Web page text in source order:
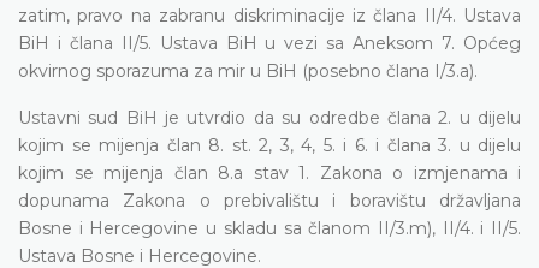
zatim, pravo na zabranu diskriminacije iz člana II/4. Ustava
BiH i člana II/5. Ustava BiH u vezi sa Aneksom 7. Općeg
okvirnog sporazuma za mir u BiH (posebno člana I/3.a).
Ustavni sud BiH je utvrdio da su odredbe člana 2. u dijelu
kojim se mijenja član 8. st. 2, 3, 4, 5. i 6. i člana 3. u dijelu
kojim se mijenja član 8.a stav 1. Zakona o izmjenama i
dopunama Zakona o prebivalištu i boravištu državljana
Bosne i Hercegovine u skladu sa članom II/3.m), II/4. i II/5.
Ustava Bosne i Hercegovine.